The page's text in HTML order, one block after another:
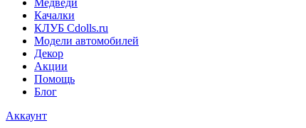
Медведи
Качалки
КЛУБ Cdolls.ru
Модели автомобилей
Декор
Акции
Помощь
Блог
Аккаунт